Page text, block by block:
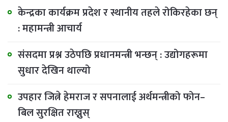
केन्द्रका कार्यक्रम प्रदेश र स्थानीय तहले रोकिरहेका छन्
: महामन्त्री आचार्य
संसदमा प्रश्न उठेपछि प्रधानमन्त्री भन्छन् : उद्योगहरूमा
सुधार देखिन थाल्यो
उपहार जित्ने हेमराज र सपनालाई अर्थमन्त्रीको फोन–
बिल सुरक्षित राख्नुस्